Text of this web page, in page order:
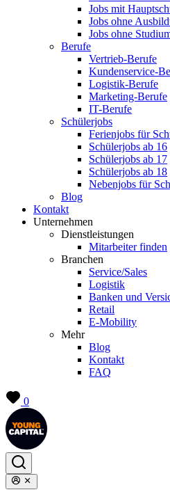
Jobs mit
Jobs ohne
Jobs ohne
Berufe
Vertrieb-Berufe
Kundenservice-
Logistik-Berufe
Marketing-Berufe
IT-Berufe
Schülerjobs
Ferienjobs für
Schülerjobs ab 16
Schülerjobs ab 17
Schülerjobs ab 18
Nebenjobs für
Blog
Kontakt
Unternehmen
Dienstleistungen
Mitarbeiter finden
Branchen
Service/Sales
Logistik
Banken und
Retail
E-Mobility
Mehr
Blog
Kontakt
FAQ
0